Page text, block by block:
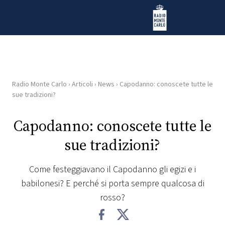
Radio Monte Carlo
HOME
RADIO
PLAYLIST
Radio Monte Carlo › Articoli › News › Capodanno: conoscete tutte le
sue tradizioni?
Capodanno: conoscete tutte le
sue tradizioni?
Come festeggiavano il Capodanno gli egizi e i
babilonesi? E perché si porta sempre qualcosa di
rosso?